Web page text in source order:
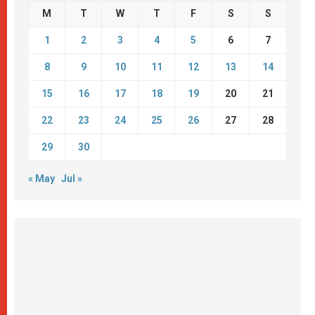
M T W T F S S
1 2 3 4 5 6 7
8 9 10 11 12 13 14
15 16 17 18 19 20 21
22 23 24 25 26 27 28
29 30
« May Jul »